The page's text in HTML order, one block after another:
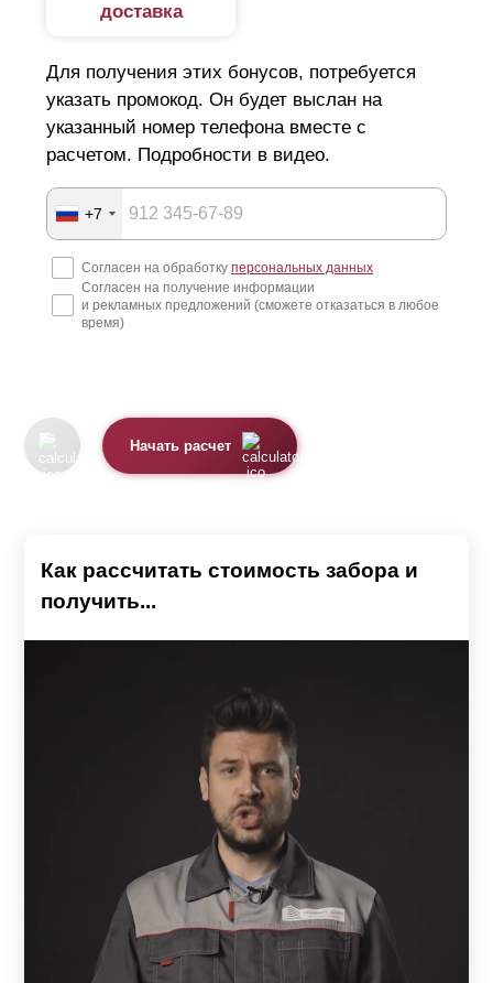
доставка
Для получения этих бонусов, потребуется
указать промокод. Он будет выслан на
указанный номер телефона вместе с
расчетом. Подробности в видео.
+7
Согласен на обработку персональных данных
Согласен на получение информации
и рекламных предложений (сможете отказаться в любое
время)
Начать расчет
Как рассчитать стоимость забора и
получить...